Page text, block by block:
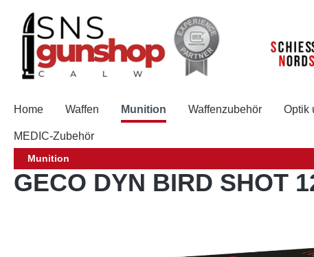
Zur Hauptnavigation springen
Home Waffen Munition Waffenzubehör Optik
MEDIC-Zubehör
Munition
GECO DYN BIRD SHOT